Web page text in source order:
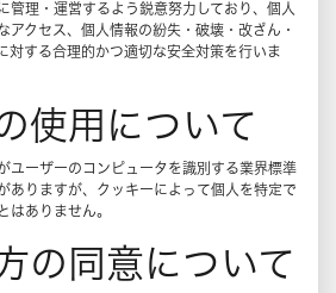
管理・運営するよう鋭意努力しており、個人
アクセス、個人情報の紛失・破壊・改ざん・
対する合理的かつ適切な安全対策を行いま
使用について
ユーザーのコンピュータを識別する業界標準
ありますが、クッキーによって個人を特定で
はありません。
の同意について